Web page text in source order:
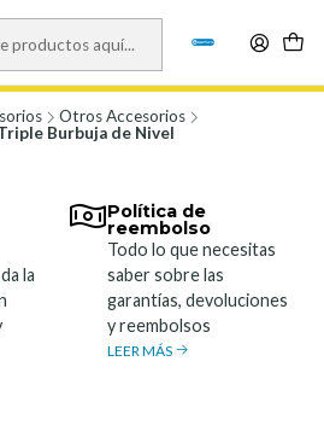
5478, Ñuñoa. Lunes a Viernes 9.30 a
de 10:00 a 17:00
Otros Accesorios
Burbuja de Nivel
la
Política de
reembolso
Todo lo que necesitas
saber sobre las
garantías, devoluciones
y reembolsos
LEER MÁS